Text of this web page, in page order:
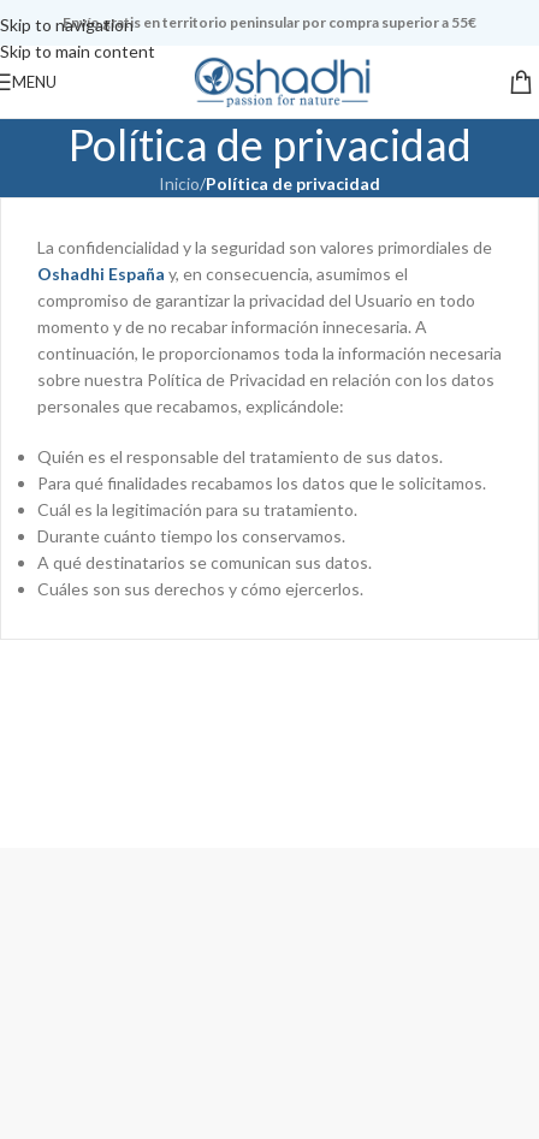
Skip to navigation
Skip to main content
Envío gratis en territorio peninsular por compra superior a 55€
MENU
Política de privacidad
Inicio/Política de privacidad
La confidencialidad y la seguridad son valores primordiales de
Oshadhi España y, en consecuencia, asumimos el
compromiso de garantizar la privacidad del Usuario en todo
momento y de no recabar información innecesaria. A
continuación, le proporcionamos toda la información necesaria
sobre nuestra Política de Privacidad en relación con los datos
personales que recabamos, explicándole:
Quién es el responsable del tratamiento de sus datos.
Para qué finalidades recabamos los datos que le solicitamos.
Cuál es la legitimación para su tratamiento.
Durante cuánto tiempo los conservamos.
A qué destinatarios se comunican sus datos.
Cuáles son sus derechos y cómo ejercerlos.